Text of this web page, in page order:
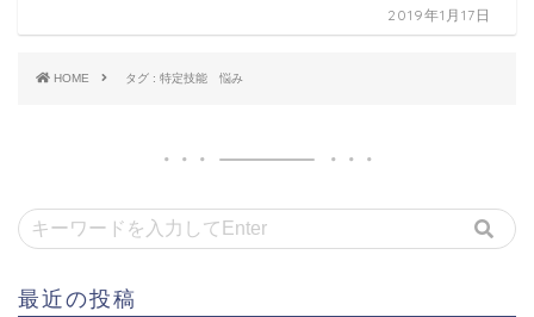
2019年1月17日
HOME タグ : 特定技能 悩み
最近の投稿